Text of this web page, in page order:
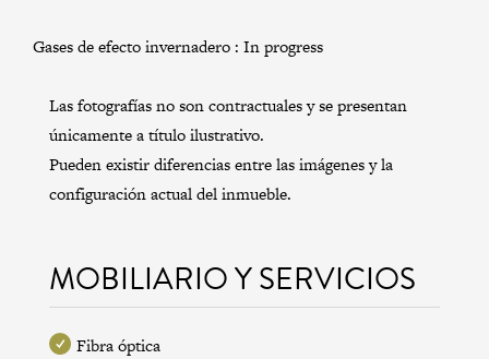
Gases de efecto invernadero : In progress
Las fotografías no son contractuales y se presentan
únicamente a título ilustrativo.
Pueden existir diferencias entre las imágenes y la
configuración actual del inmueble.
MOBILIARIO Y SERVICIOS
Fibra óptica